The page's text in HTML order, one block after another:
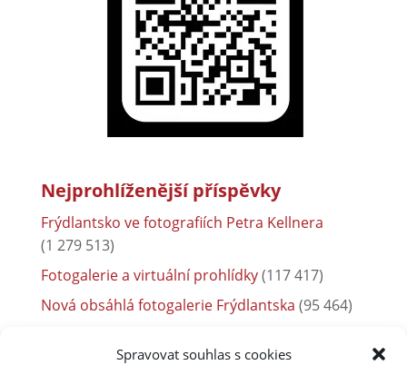
Spravovat souhlas s cookies
Nejprohlíženější příspěvky
Frýdlantsko ve fotografiích Petra Kellnera
(1 279 513)
Fotogalerie a virtuální prohlídky(117 417)
Nová obsáhlá fotogalerie Frýdlantska (95 464)
Povodně 2010(76 591)